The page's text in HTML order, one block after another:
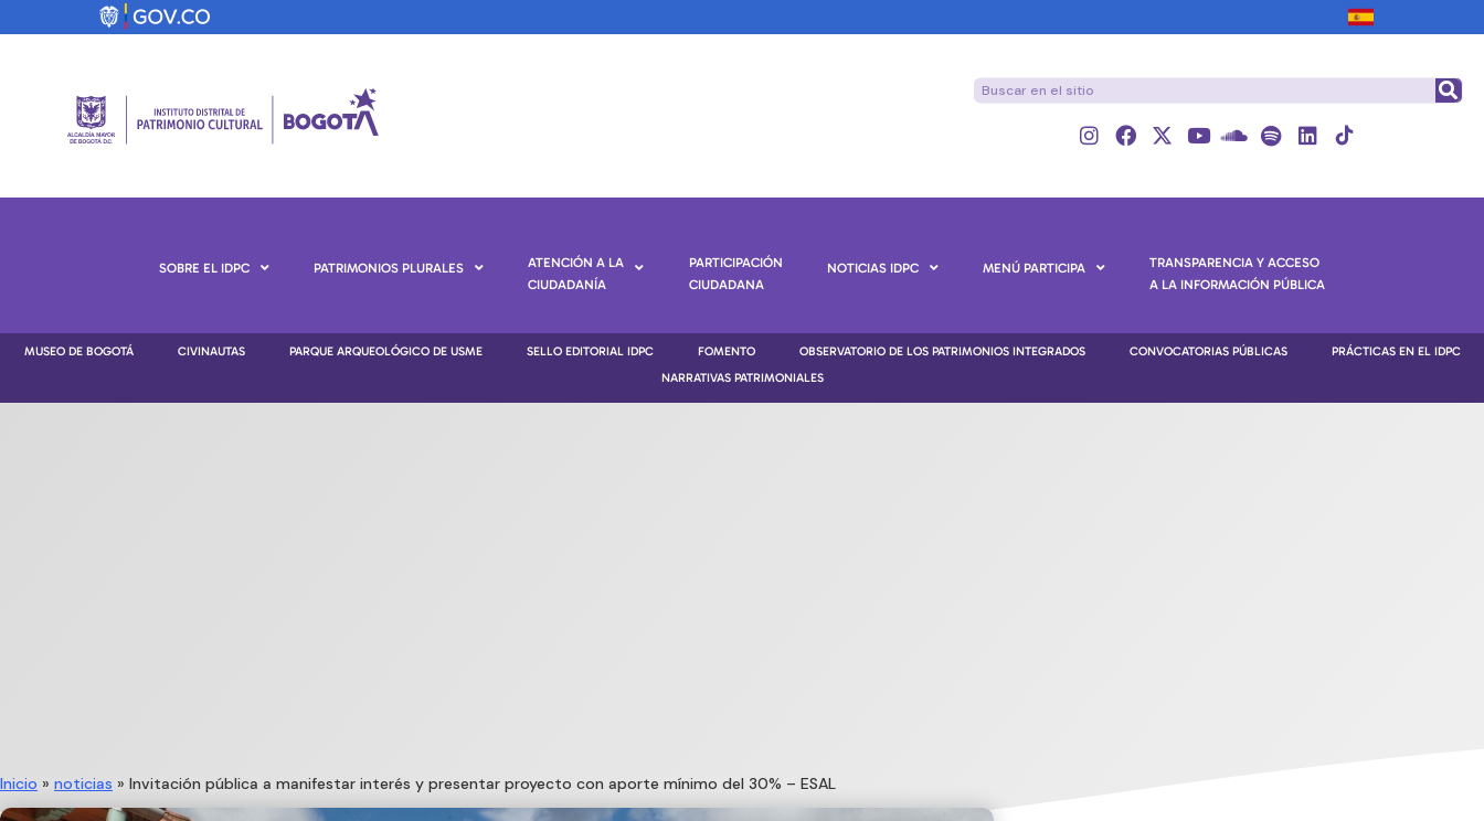
SOBRE EL IDPC PATRIMONIOS PLURALES
ATENCIÓN A LA
CIUDADANÍA
PARTICIPACIÓN
CIUDADANA
NOTICIAS IDPC MENÚ PARTICIPA
TRANSPARENCIA Y ACCESO
A LA INFORMACIÓN PÚBLICA
MUSEO DE BOGOTÁ CIVINAUTAS PARQUE ARQUEOLÓGICO DE USME SELLO EDITORIAL IDPC FOMENTO OBSERVATORIO DE LOS PATRIMONIOS INTEGRADOS CONVOCATORIAS PÚBLICAS
PRÁCTICAS EN EL IDPC
NARRATIVAS PATRIMONIALES
Inicio » noticias » Invitación pública a manifestar interés y presentar proyecto con aporte mínimo del 30% – ESAL